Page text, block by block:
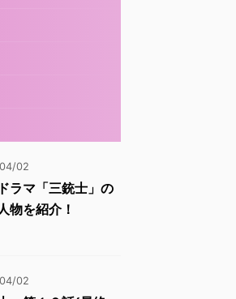
02
ラマ「三銃士」の
物を紹介！
02